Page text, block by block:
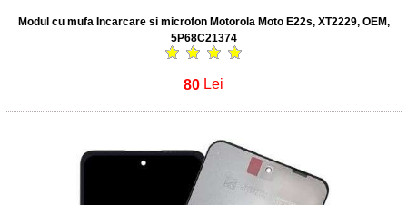
Modul cu mufa Incarcare si microfon Motorola Moto E22s, XT2229, OEM,
5P68C21374
80 Lei